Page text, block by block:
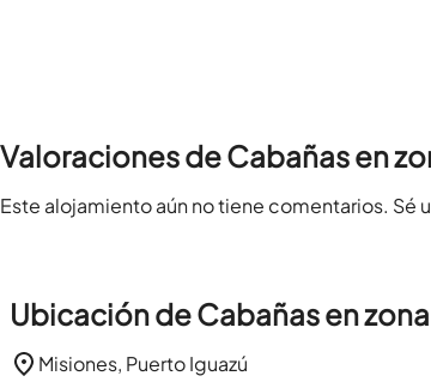
Valoraciones de Cabañas en
Este alojamiento aún no tiene comentarios. Sé
Ubicación de Cabañas en
Misiones, Puerto Iguazú